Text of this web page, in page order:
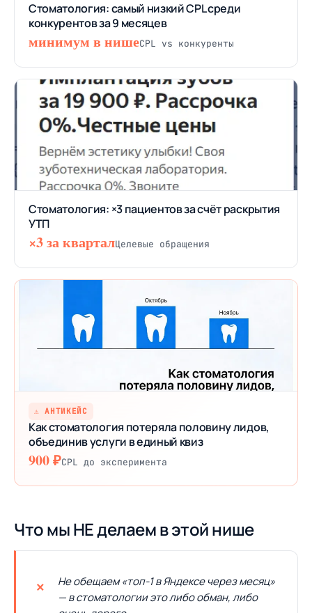
Стоматология: самый низкий CPL среди
конкурентов за 9 месяцев
минимум в нишеCPL vs конкуренты
Стоматология: ×3 пациентов за счёт раскрытия
УТП
×3 за кварталЦелевые обращения
⚠ АНТИКЕЙС
Как стоматология потеряла половину лидов,
объединив услуги в единый квиз
900 ₽CPL до эксперимента
Что мы НЕ делаем в этой нише
Не обещаем «топ-1 в Яндексе через месяц»
— в стоматологии это либо обман, либо